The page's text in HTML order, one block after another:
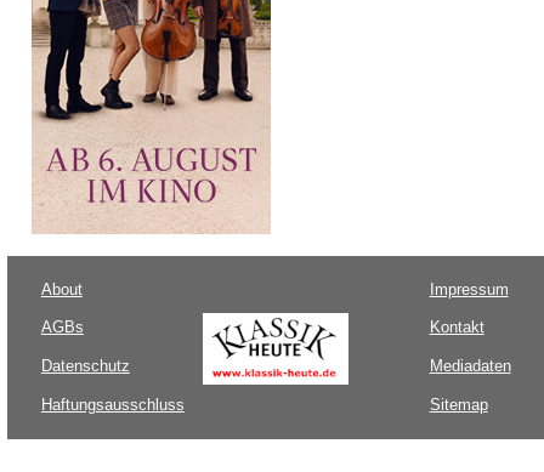
About
AGBs
Datenschutz
Haftungsausschluss
Impressum
Kontakt
Mediadaten
Sitemap